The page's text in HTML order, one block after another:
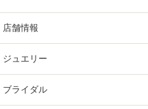
店舗情報
ジュエリー
ブライダル